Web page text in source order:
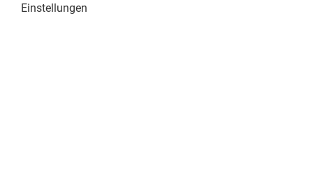
Einstellungen